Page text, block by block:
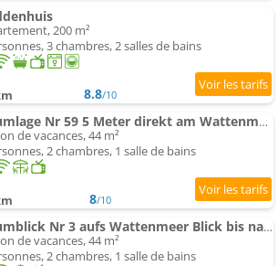
200 m²
3 chambres, 2 salles de bains
8.8/10
Traumlage Nr 59 5 Meter direkt am Wattenmeer erste Reihe Luxus Chalet unendliche Weite, eingebettet
de vacances, 44 m²
2 chambres, 1 salle de bains
8/10
Traumblick Nr 3 aufs Wattenmeer Blick bis nach Texel
de vacances, 44 m²
2 chambres, 1 salle de bains